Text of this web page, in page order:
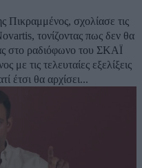
σχολίασε τις
τονίζοντας πως δεν θα
στο ραδιόφωνο του ΣΚΑΪ
με τις τελευταίες εξελίξεις
έτσι θα αρχίσει...